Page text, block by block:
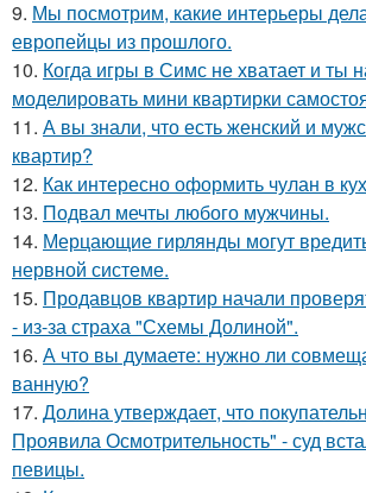
9. Мы посмотрим, какие интерьеры
европейцы из прошлого.
10. Когда игры в Симс не хватает и ты
моделировать мини квартирки
11. А вы знали, что есть женский и
квартир?
12. Как интересно оформить чулан в
13. Подвал мечты любого мужчины.
14. Мерцающие гирлянды могут
нервной системе.
15. Продавцов квартир начали
- из-за страха "Схемы Долиной".
16. А что вы думаете: нужно ли
ванную?
17. Долина утверждает, что
Проявила Осмотрительность" - суд
певицы.